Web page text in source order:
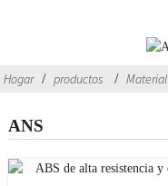
Hogar productos Material
ANS